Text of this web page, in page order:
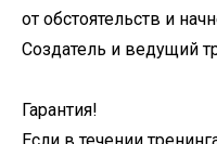
от обстоятельств и
Создатель и ведущий
Гарантия!